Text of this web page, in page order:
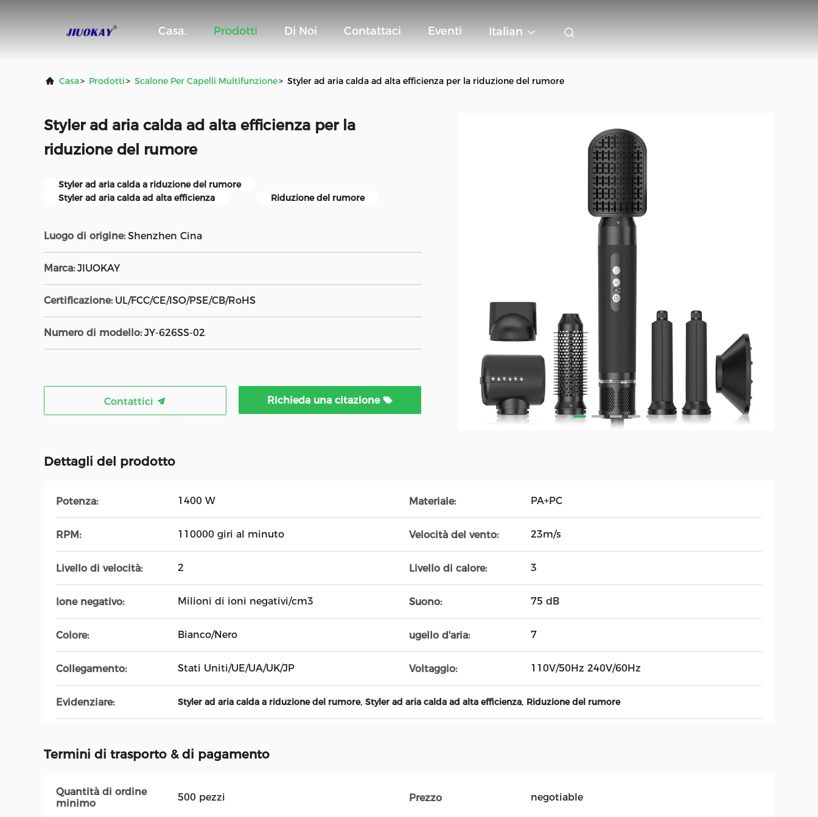
Casa. Prodotti Di Noi Contattaci Eventi Italian
Casa> Prodotti> Scalone Per Capelli Multifunzione> Styler ad aria calda ad alta efficienza per la riduzione del rumore
Styler ad aria calda ad alta efficienza per la
riduzione del rumore
Styler ad aria calda a riduzione del rumore
Styler ad aria calda ad alta efficienza
Riduzione del rumore
Luogo di origine: Shenzhen Cina
Marca: JIUOKAY
Certificazione: UL/FCC/CE/ISO/PSE/CB/RoHS
Numero di modello: JY-626SS-02
Contattici Richieda una citazione
Dettagli del prodotto
Potenza: 1400 W Materiale: PA+PC
RPM: 110000 giri al minuto Velocità del vento: 23m/s
Livello di velocità: 2 Livello di calore: 3
Ione negativo: Milioni di ioni negativi/cm3 Suono: 75 dB
Colore: Bianco/Nero ugello d'aria: 7
Collegamento: Stati Uniti/UE/UA/UK/JP Voltaggio: 110V/50Hz 240V/60Hz
Evidenziare: Styler ad aria calda a riduzione del rumore, Styler ad aria calda ad alta efficienza, Riduzione del rumore
Termini di trasporto & di pagamento
Quantità di ordine
minimo
500 pezzi Prezzo negotiable